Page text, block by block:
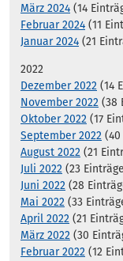
März 2024 (14
Februar 2024 (11
Januar 2024 (21
2022
Dezember 2022 (14
November 2022 (38
Oktober 2022 (17
September 2022 (40
August 2022 (21
Juli 2022 (23
Juni 2022 (28
Mai 2022 (33
April 2022 (21
März 2022 (30
Februar 2022 (12